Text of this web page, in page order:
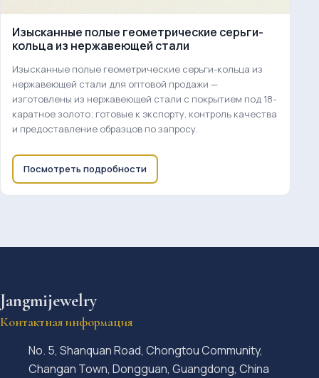
Изысканные полые геометрические серьги-
кольца из нержавеющей стали
Изысканные полые геометрические серьги-кольца из
нержавеющей стали для оптовой продажи —
изготовлены из нержавеющей стали с покрытием под 18-
каратное золото; готовые к экспорту, контроль качества
и предоставление образцов по запросу.
Посмотреть подробности
Jangmijewelry
Контактная информация
No. 5, Shanquan Road, Chongtou Community,
Changan Town, Dongguan, Guangdong, China